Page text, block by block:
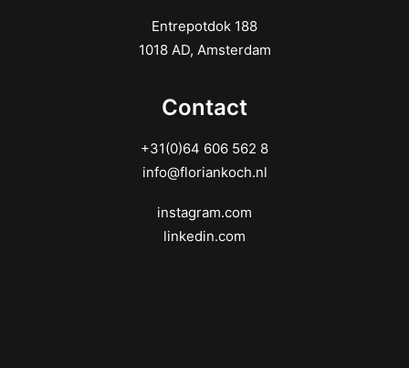
Contact
+31(0)64 606 562 8
info@floriankoch.nl
instagram.com
linkedin.com
Entrepotdok 188
1018 AD, Amsterdam